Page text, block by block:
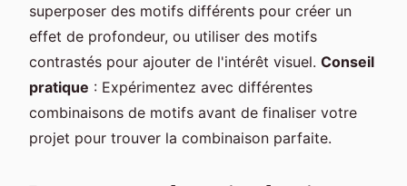
superposer des motifs différents pour créer un
effet de profondeur, ou utiliser des motifs
contrastés pour ajouter de l'intérêt visuel. Conseil
pratique : Expérimentez avec différentes
combinaisons de motifs avant de finaliser votre
projet pour trouver la combinaison parfaite.